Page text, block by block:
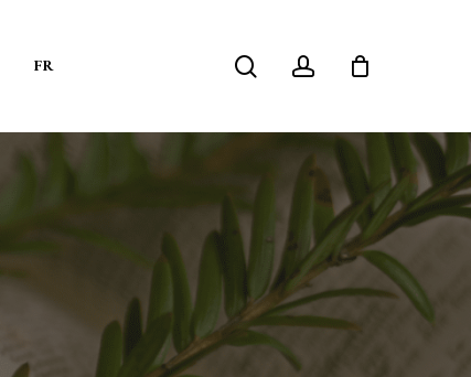
FR searchaccount